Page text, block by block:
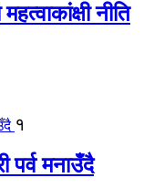
नीति
१
पर्व मनाउँदै